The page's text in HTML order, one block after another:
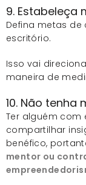
9. Estabeleça
Defina metas
escritório.
Isso vai
maneira de
10. Não tenha
Ter alguém com
compartilhar
benéfico,
mentor ou